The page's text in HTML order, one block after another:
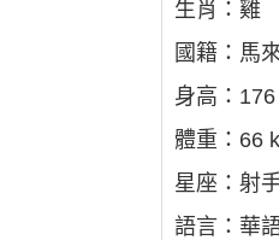
生肖：雞
國籍：馬
身高：
體重：66
星座：射
語言：華